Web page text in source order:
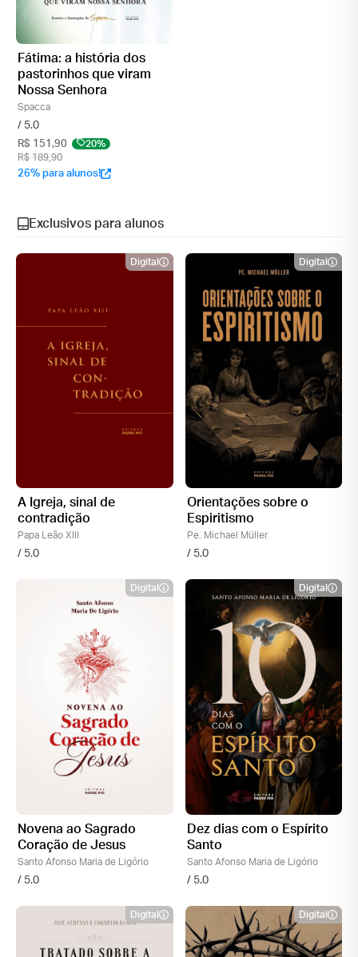
Fátima: a história dos
pastorinhos que viram
Nossa Senhora
Spacca
/ 5.0
R$ 151,90
20%
R$ 189,90
26% para alunos!
Exclusivos para alunos
Digital
A Igreja, sinal de
contradição
Papa Leão XIII
/ 5.0
Digital
Orientações sobre o
Espiritismo
Pe. Michael Müller
/ 5.0
Digital
Novena ao Sagrado
Coração de Jesus
Santo Afonso Maria de Ligório
/ 5.0
Digital
Dez dias com o Espírito
Santo
Santo Afonso Maria de Ligório
/ 5.0
Digital Digital